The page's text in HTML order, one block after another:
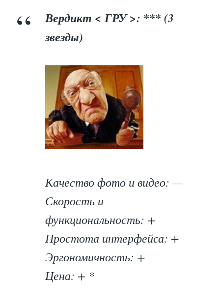
Вердикт < ГРУ >: *** (3
звезды)
Качество фото и видео: —
Скорость и
функциональность: +
Простота интерфейса: +
Эргономичность: +
Цена: + *